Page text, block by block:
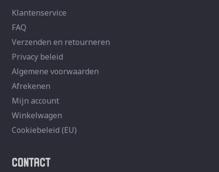
Klantenservice
FAQ
Verzenden en retourneren
Privacy beleid
Algemene voorwaarden
Afrekenen
Mijn account
Winkelwagen
Cookiebeleid (EU)
CONTACT